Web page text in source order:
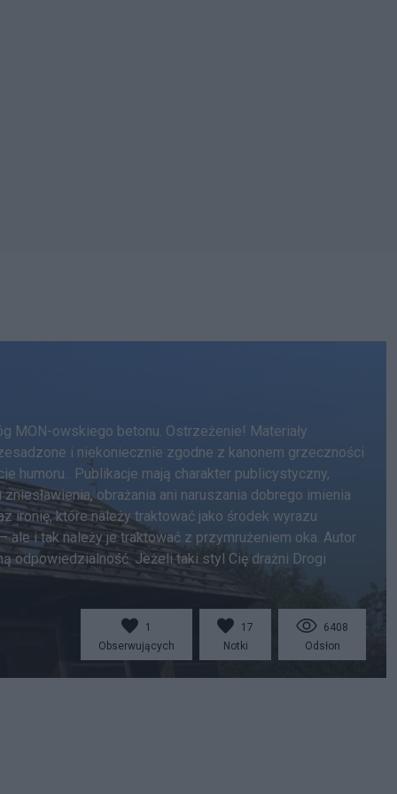
MON-owskiego betonu. Ostrzeżenie! Materiały
i niekoniecznie zgodne z kanonem grzeczności
humoru. Publikacje mają charakter publicystyczny,
obrażania ani naruszania dobrego imienia
ironię, które należy traktować jako środek wyrazu
i tak należy je traktować z przymrużeniem oka. Autor
odpowiedzialność. Jeżeli taki styl Cię drażni Drogi
1
Obserwujących
17
Notki
6408
Odsłon